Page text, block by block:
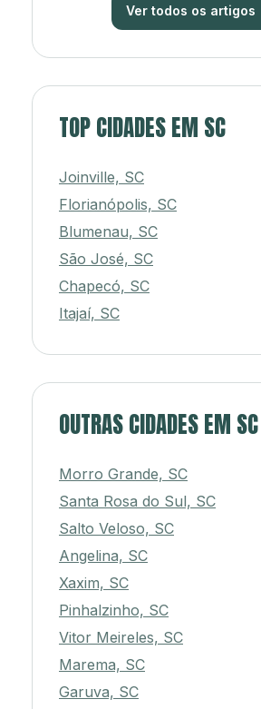
Ver todos os artigos
TOP CIDADES EM SC
Joinville, SC
Florianópolis, SC
Blumenau, SC
São José, SC
Chapecó, SC
Itajaí, SC
OUTRAS CIDADES EM SC
Morro Grande, SC
Santa Rosa do Sul, SC
Salto Veloso, SC
Angelina, SC
Xaxim, SC
Pinhalzinho, SC
Vitor Meireles, SC
Marema, SC
Garuva, SC